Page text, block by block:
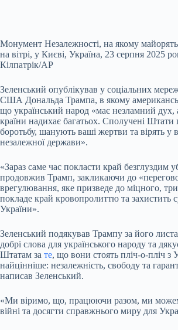
Монумент Незалежності, на якому майорять
на вітрі, у Києві, Україна, 23 серпня 2025
Кілпатрік/AP
Зеленський опублікував у соціальних
США Дональда Трампа, в якому
що український народ «має незламний дух,
країни надихає багатьох. Сполучені
боротьбу, шанують ваші жертви та вірять у
незалежної держави».
«Зараз саме час покласти край безглуздим
продовжив Трамп, закликаючи до
врегулювання, яке призведе до міцного,
покладе край кровопролиттю та захистить
України».
Зеленський подякував Трампу за його
добрі слова для українського народу та
Штатам за те, що вони стоять пліч-о-пліч
найцінніше: незалежність, свободу та
написав Зеленський.
«Ми віримо, що, працюючи разом, ми
війні та досягти справжнього миру для